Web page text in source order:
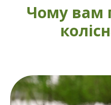
Чому вам